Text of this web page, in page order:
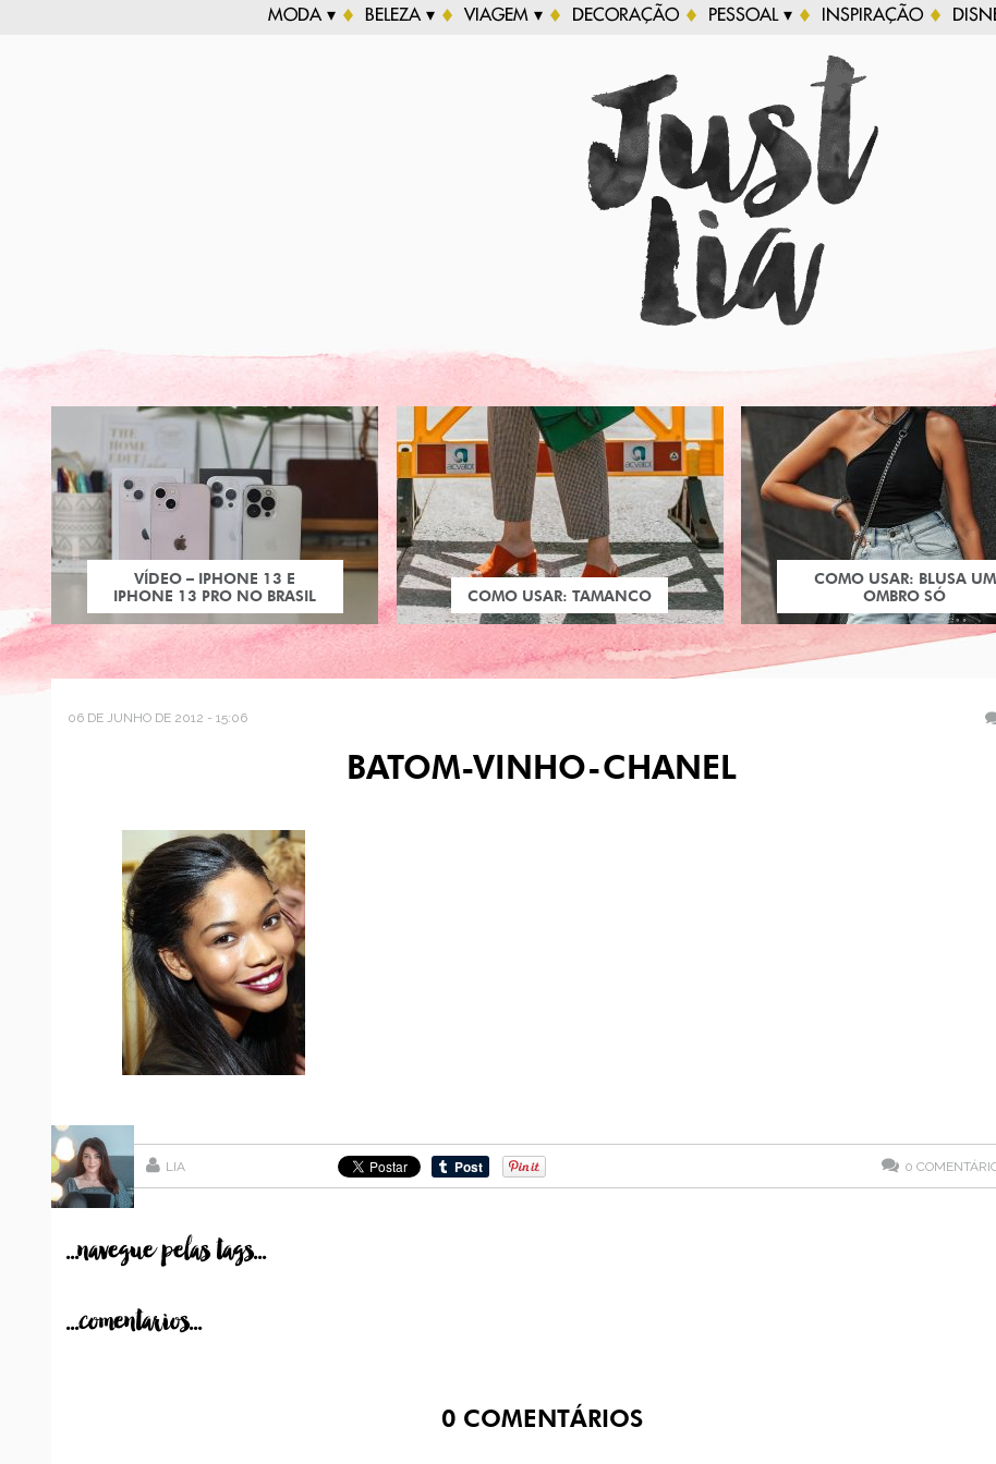
MODA ▾ BELEZA ▾ VIAGEM ▾ DECORAÇÃO PESSOAL ▾ INSPIRAÇÃO
VÍDEO – IPHONE 13 E
IPHONE 13 PRO NO BRASIL
COMO USAR: TAMANCO
COMO USAR: BLUSA UM
OMBRO SÓ
06 DE JUNHO DE 2012 - 15:06
BATOM-VINHO-CHANEL
LIA 0
...navegue pelas tags...
...comentarios...
0COMENTÁRIOS